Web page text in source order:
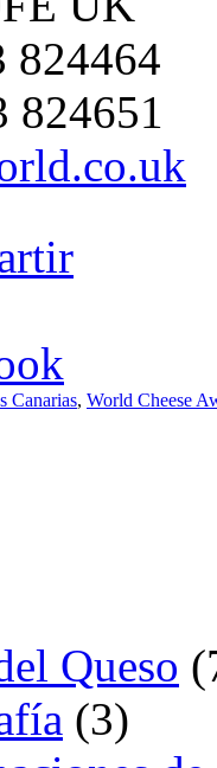
824464
824651
Canarias, World Cheese
Queso
(3)